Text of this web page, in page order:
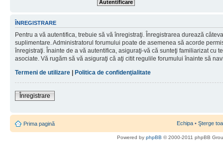
ÎNREGISTRARE
Pentru a vă autentifica, trebuie să vă înregistraţi. Înregistrarea durează
suplimentare. Administratorul forumului poate de asemenea să acorde
înregistraţi. Înainte de a vă autentifica, asiguraţi-vă că sunteţi familiarizat cu
asociate. Vă rugăm să vă asiguraţi că aţi citit regulile forumului înainte să
Termeni de utilizare | Politica de confidenţialitate
Înregistrare
Prima pagină Echipa • Şterge
Powered by phpBB © 2000-2011 phpBB